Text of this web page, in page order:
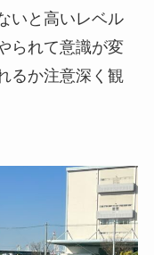
いと高いレベル
られて意識が変
るか注意深く観